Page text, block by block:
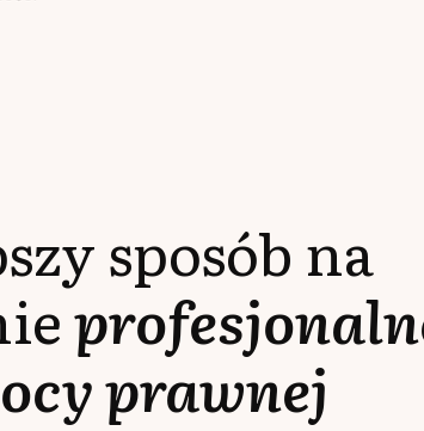
sposób na
prawnej